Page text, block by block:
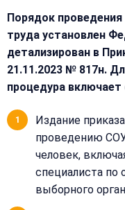
Порядок проведения
труда установлен
детализирован в
21.11.2023 № 817н.
процедура
Издание
проведению
человек,
специалиста по
выборного
Согласен на
обработку
данных
Получить расчёт
+
Добавить
персональных
данных
Обычно
отвечаем
в течение
15 минут